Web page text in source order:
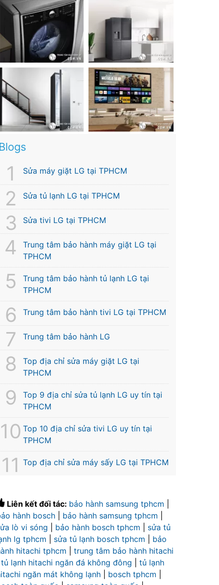
Blogs
Sửa máy giặt LG tại TPHCM
Sửa tủ lạnh LG tại TPHCM
Sửa tivi LG tại TPHCM
Trung tâm bảo hành máy giặt LG tại
TPHCM
Trung tâm bảo hành tủ lạnh LG tại
TPHCM
Trung tâm bảo hành tivi LG tại TPHCM
Trung tâm bảo hành LG
Top địa chỉ sửa máy giặt LG tại
TPHCM
Top 9 địa chỉ sửa tủ lạnh LG uy tín tại
TPHCM
Top 10 địa chỉ sửa tivi LG uy tín tại
TPHCM
Top địa chỉ sửa máy sấy LG tại TPHCM
Liên kết đối tác: bảo hành samsung tphcm
hành bosch
bảo hành samsung tphcm
lò vi sóng
bảo hành bosch tphcm
sửa tủ
lg tphcm
sửa tủ lạnh bosch tphcm
bảo
hitachi tphcm
trung tâm bảo hành hitachi
tủ lạnh hitachi ngăn đá không đông
tủ lạnh
ngăn mát không lạnh
bosch tphcm